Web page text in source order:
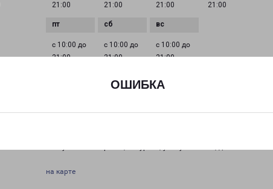
ОШИБКА
21:00
21:00
21:00
21:00
с 10:00 до
21:00
с 10:00 до
21:00
с 10:00 до
21:00
на карте